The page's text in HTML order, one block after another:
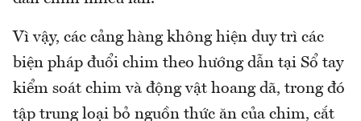
Vì vậy, các cảng hàng không hiện duy trì các
biện pháp đuổi chim theo hướng dẫn tại Sổ tay
kiểm soát chim và động vật hoang dã, trong đó
tập trung loại bỏ nguồn thức ăn của chim, cắt